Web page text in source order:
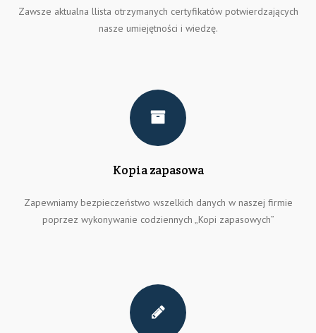
Zawsze aktualna llista otrzymanych certyfikatów potwierdzających
nasze umiejętności i wiedzę.
Kopia zapasowa
Zapewniamy bezpieczeństwo wszelkich danych w naszej firmie
poprzez wykonywanie codziennych „Kopi zapasowych”